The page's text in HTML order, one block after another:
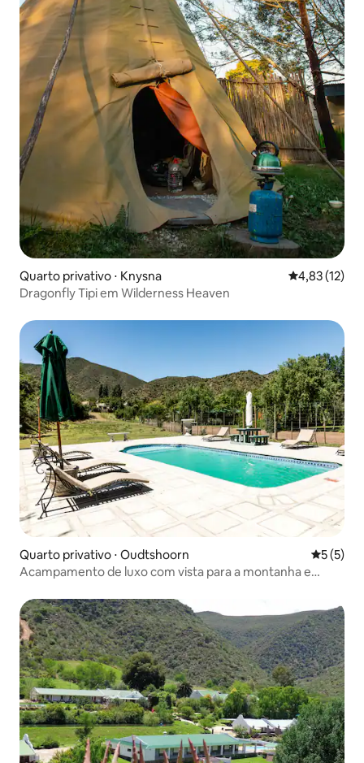
Quarto privativo ⋅ Knysna 4,83 de uma
4,83 (12)
Dragonfly Tipi em Wilderness Heaven
Quarto privativo ⋅ Oudtshoorn 5 de
5 (5)
Acampamento de luxo com vista para a montanha e